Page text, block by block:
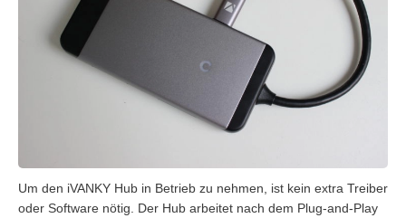
Um den iVANKY Hub in Betrieb zu nehmen, ist kein extra Treiber
oder Software nötig. Der Hub arbeitet nach dem Plug-and-Play